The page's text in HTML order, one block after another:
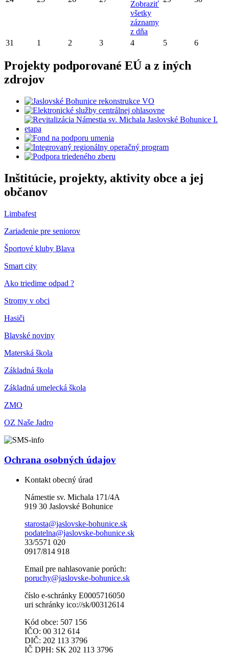
Zobraziť
všetky
záznamy
z dňa
31 1 2 3 4 5 6
Projekty podporované EÚ a z iných
zdrojov
Inštitúcie, projekty, aktivity obce a jej
občanov
Limbafest
Zariadenie pre seniorov
Športové kluby Blava
Smart city
Ako triedime odpad ?
Stromy v obci
Hasiči
Blavské noviny
Materská škola
Základná škola
Základná umelecká škola
ZMO
OZ Naše Jadro
Ochrana osobných údajov
Kontakt obecný úrad
Námestie sv. Michala 171/4A
919 30 Jaslovské Bohunice
starosta@jaslovske-bohunice.sk
podatelna@jaslovske-bohunice.sk
33/5571 020
0917/814 918
Email pre nahlasovanie porúch:
poruchy@jaslovske-bohunice.sk
číslo e-schránky E0005716050
uri schránky ico://sk/00312614
Kód obce: 507 156
IČO: 00 312 614
DIČ: 202 113 3796
IČ DPH: SK 202 113 3796